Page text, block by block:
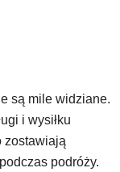
są mile widziane.
i wysiłku
zostawiają
podróży.